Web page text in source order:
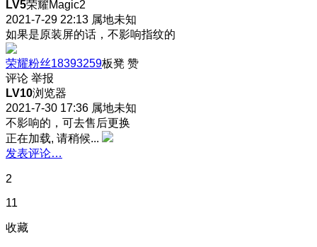
LV5荣耀Magic2
2021-7-29 22:13 属地未知
如果是原装屏的话，不影响指纹的
荣耀粉丝18393259板凳 赞
评论 举报
LV10浏览器
2021-7-30 17:36 属地未知
不影响的，可去售后更换
正在加载, 请稍候...
发表评论…
2
11
收藏